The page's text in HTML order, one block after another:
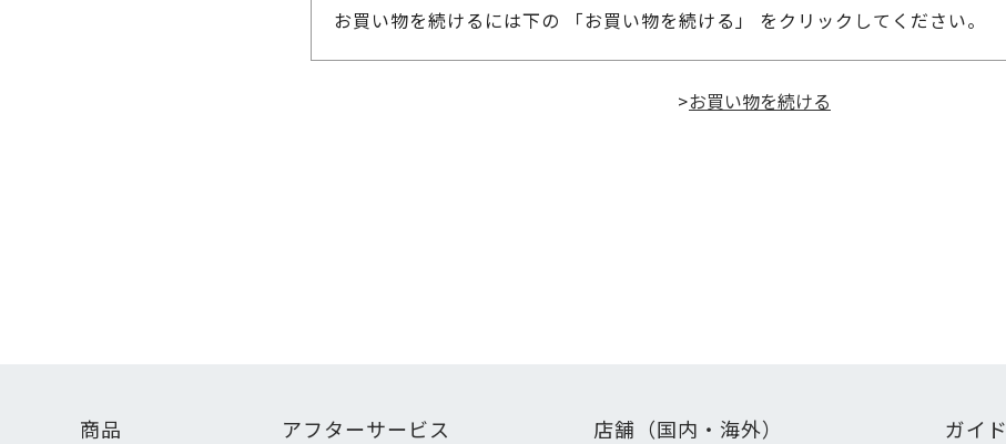
お買い物を続けるには下の 「お買い物を続ける」 をクリックしてください。
>
商品 アフターサービス 店舗（国内・海外） ガイド